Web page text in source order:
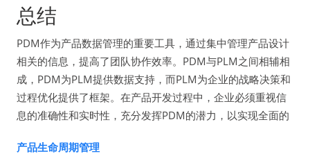
总结
PDM作为产品数据管理的重要工具，通过集中管理产品设计
相关的信息，提高了团队协作效率。PDM与PLM之间相辅相
成，PDM为PLM提供数据支持，而PLM为企业的战略决策和
过程优化提供了框架。在产品开发过程中，企业必须重视信
息的准确性和实时性，充分发挥PDM的潜力，以实现全面的
产品生命周期管理